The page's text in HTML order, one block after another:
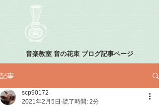
音楽教室 音の花束 ブログ記事ページ
記事
scp90172
2021年2月5日 読了時間: 2分